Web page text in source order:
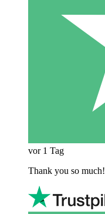
vor 1 Tag
Thank you so much!